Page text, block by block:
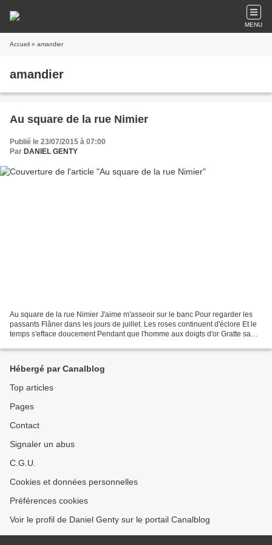
MENU
Accueil » amandier
amandier
Au square de la rue Nimier
Publié le 23/07/2015 à 07:00
Par DANIEL GENTY
Au square de la rue Nimier J'aime m'asseoir sur le banc Pour regarder les
passants Flâner dans les jours de juillet. Les roses continuent d'éclore Et le
temps s'efface doucement Pendant que l'homme aux doigts d'or Gratte sa
Hébergé par Canalblog
Top articles
Pages
Contact
Signaler un abus
C.G.U.
Cookies et données personnelles
Préférences cookies
Voir le profil de Daniel Genty sur le portail Canalblog